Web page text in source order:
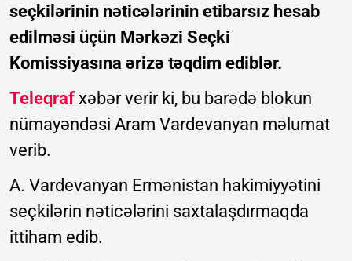
seçkilərinin nəticələrinin etibarsız hesab
edilməsi üçün Mərkəzi Seçki
Komissiyasına ərizə təqdim ediblər.
Teleqraf xəbər verir ki, bu barədə blokun
nümayəndəsi Aram Vardevanyan məlumat
verib.
A. Vardevanyan Ermənistan hakimiyyətini
seçkilərin nəticələrini saxtalaşdırmaqda
ittiham edib.